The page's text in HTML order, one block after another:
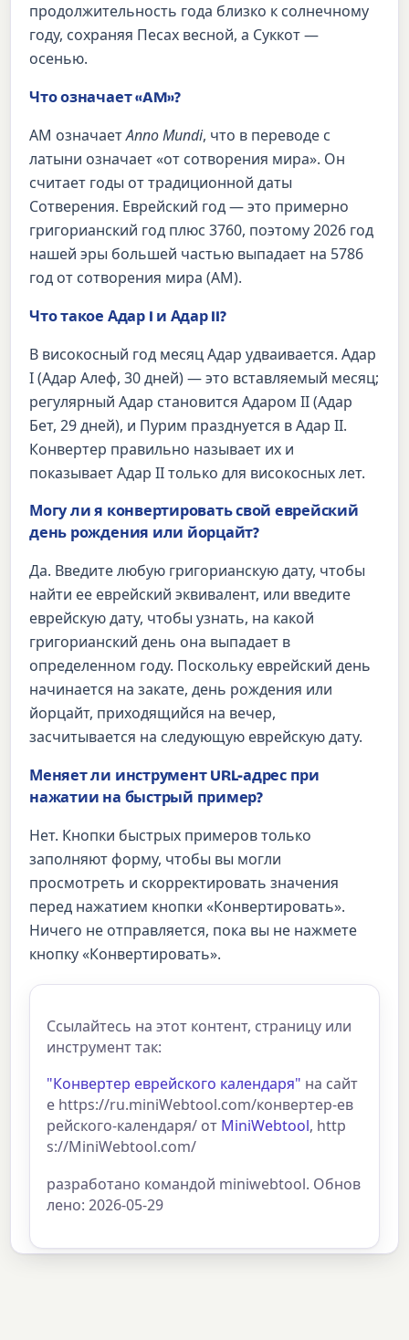
продолжительность года близко к солнечному
году, сохраняя Песах весной, а Суккот —
осенью.
Что означает «AM»?
AM означаетAnno Mundi, что в переводе с
латыни означает «от сотворения мира». Он
считает годы от традиционной даты
Сотверения. Еврейский год — это примерно
григорианский год плюс 3760, поэтому 2026 год
нашей эры большей частью выпадает на 5786
год от сотворения мира (AM).
Что такое Адар I и Адар II?
В високосный год месяц Адар удваивается. Адар
I (Адар Алеф, 30 дней) — это вставляемый месяц;
регулярный Адар становится Адаром II (Адар
Бет, 29 дней), и Пурим празднуется в Адар II.
Конвертер правильно называет их и
показывает Адар II только для високосных лет.
Могу ли я конвертировать свой еврейский
день рождения или йорцайт?
Да. Введите любую григорианскую дату, чтобы
найти ее еврейский эквивалент, или введите
еврейскую дату, чтобы узнать, на какой
григорианский день она выпадает в
определенном году. Поскольку еврейский день
начинается на закате, день рождения или
йорцайт, приходящийся на вечер,
засчитывается на следующую еврейскую дату.
Меняет ли инструмент URL-адрес при
нажатии на быстрый пример?
Нет. Кнопки быстрых примеров только
заполняют форму, чтобы вы могли
просмотреть и скорректировать значения
перед нажатием кнопки «Конвертировать».
Ничего не отправляется, пока вы не нажмете
кнопку «Конвертировать».
Ссылайтесь на этот контент, страницу или
инструмент так:
"Конвертер еврейского календаря" на сайт
е https://ru.miniWebtool.com/конвертер-ев
рейского-календаря/ от MiniWebtool, http
s://MiniWebtool.com/
разработано командой miniwebtool. Обнов
лено: 2026-05-29